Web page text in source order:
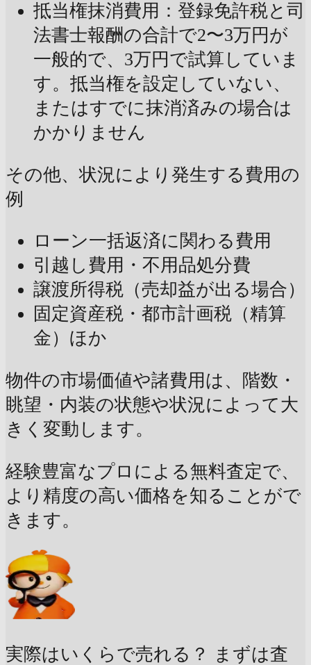
抵当権抹消費用：登録免許税と司
法書士報酬の合計で2〜3万円が
一般的で、3万円で試算していま
す。抵当権を設定していない、
またはすでに抹消済みの場合は
かかりません
その他、状況により発生する費用の
例
ローン一括返済に関わる費用
引越し費用・不用品処分費
譲渡所得税（売却益が出る場合）
固定資産税・都市計画税（精算
金）ほか
物件の市場価値や諸費用は、階数・
眺望・内装の状態や状況によって大
きく変動します。
経験豊富なプロによる無料査定で、
より精度の高い価格を知ることがで
きます。
実際はいくらで売れる？
まずは査